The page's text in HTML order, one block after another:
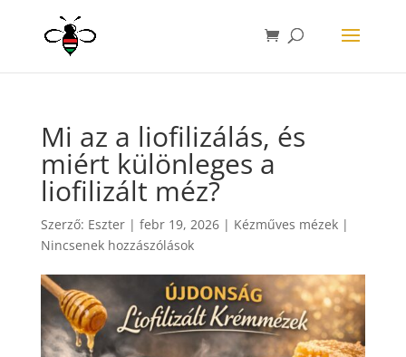
Mi az a liofilizálás, és
miért különleges a
liofilizált méz?
Szerző: Eszter| febr 19, 2026| Kézműves mézek|
Nincsenek hozzászólások